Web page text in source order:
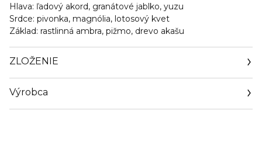
Hlava: ľadový akord, granátové jablko, yuzu
Srdce: pivonka, magnólia, lotosový kvet
Základ: rastlinná ambra, pižmo, drevo akašu
ZLOŽENIE
Výrobca